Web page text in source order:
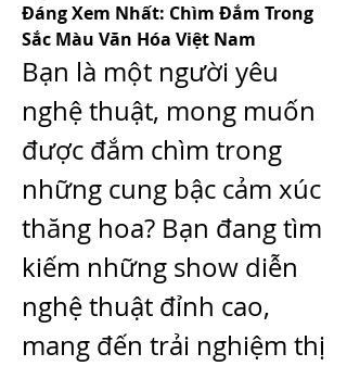
Đáng Xem Nhất: Chìm Đắm Trong
Sắc Màu Văn Hóa Việt Nam
Bạn là một người yêu
nghệ thuật, mong muốn
được đắm chìm trong
những cung bậc cảm xúc
thăng hoa? Bạn đang tìm
kiếm những show diễn
nghệ thuật đỉnh cao,
mang đến trải nghiệm thị